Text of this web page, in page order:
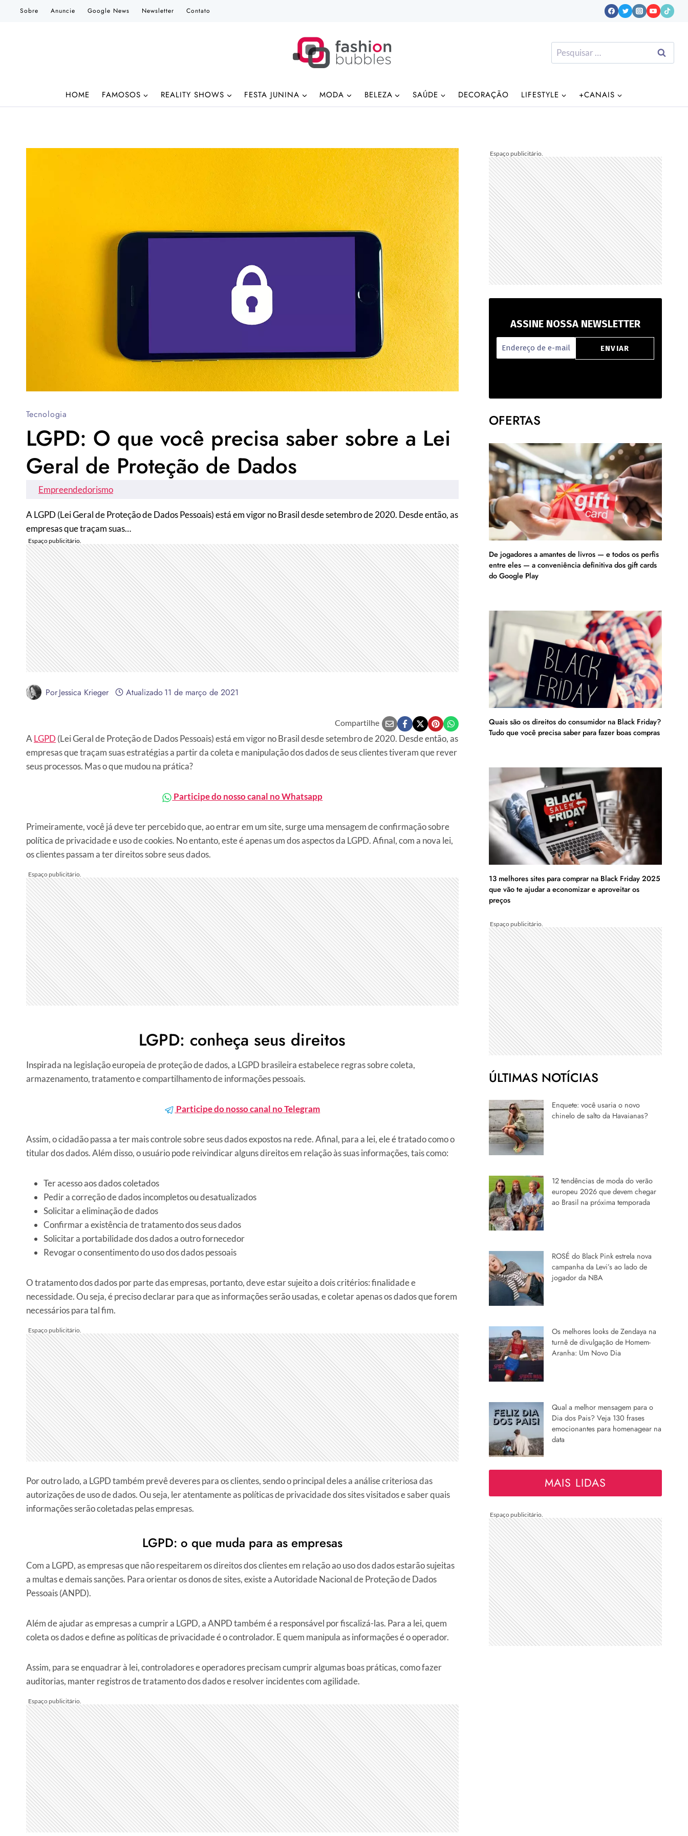
Sobre Anuncie Google News Newsletter Contato
Pesquisar
por:
HOME FAMOSOS REALITY SHOWS FESTA JUNINA MODA BELEZA SAÚDE DECORAÇÃO LIFESTYLE +CANAIS
Tecnologia
LGPD: O que você precisa saber sobre a Lei
Geral de Proteção de Dados
Empreendedorismo
A LGPD (Lei Geral de Proteção de Dados Pessoais) está em vigor no Brasil desde setembro de 2020. Desde então, as
empresas que traçam suas…
PorJessica Krieger Atualizado11 de março de 2021
Compartilhe
ALGPD (Lei Geral de Proteção de Dados Pessoais) está em vigor no Brasil desde setembro de 2020. Desde então, as
empresas que traçam suas estratégias a partir da coleta e manipulação dos dados de seus clientes tiveram que rever
seus processos. Mas o que mudou na prática?
Participe do nosso canal no Whatsapp
Primeiramente, você já deve ter percebido que, ao entrar em um site, surge uma mensagem de confirmação sobre
política de privacidade e uso de cookies. No entanto, este é apenas um dos aspectos da LGPD. Afinal, com a nova lei,
os clientes passam a ter direitos sobre seus dados.
LGPD: conheça seus direitos
Inspirada na legislação europeia de proteção de dados, a LGPD brasileira estabelece regras sobre coleta,
armazenamento, tratamento e compartilhamento de informações pessoais.
Participe do nosso canal no Telegram
Assim, o cidadão passa a ter mais controle sobre seus dados expostos na rede. Afinal, para a lei, ele é tratado como o
titular dos dados. Além disso, o usuário pode reivindicar alguns direitos em relação às suas informações, tais como:
Ter acesso aos dados coletados
Pedir a correção de dados incompletos ou desatualizados
Solicitar a eliminação de dados
Confirmar a existência de tratamento dos seus dados
Solicitar a portabilidade dos dados a outro fornecedor
Revogar o consentimento do uso dos dados pessoais
O tratamento dos dados por parte das empresas, portanto, deve estar sujeito a dois critérios: finalidade e
necessidade. Ou seja, é preciso declarar para que as informações serão usadas, e coletar apenas os dados que forem
necessários para tal fim.
Por outro lado, a LGPD também prevê deveres para os clientes, sendo o principal deles a análise criteriosa das
autorizações de uso de dados. Ou seja, ler atentamente as políticas de privacidade dos sites visitados e saber quais
informações serão coletadas pelas empresas.
LGPD: o que muda para as empresas
Com a LGPD, as empresas que não respeitarem os direitos dos clientes em relação ao uso dos dados estarão sujeitas
a multas e demais sanções. Para orientar os donos de sites, existe a Autoridade Nacional de Proteção de Dados
Pessoais (ANPD).
Além de ajudar as empresas a cumprir a LGPD, a ANPD também é a responsável por fiscalizá-las. Para a lei, quem
coleta os dados e define as políticas de privacidade é o controlador. E quem manipula as informações é o operador.
Assim, para se enquadrar à lei, controladores e operadores precisam cumprir algumas boas práticas, como fazer
auditorias, manter registros de tratamento dos dados e resolver incidentes com agilidade.
ASSINE NOSSA NEWSLETTER
OFERTAS
De jogadores a amantes de livros — e todos os perfis
entre eles — a conveniência definitiva dos gift cards
do Google Play
Quais são os direitos do consumidor na Black Friday?
Tudo que você precisa saber para fazer boas compras
13 melhores sites para comprar na Black Friday 2025
que vão te ajudar a economizar e aproveitar os
preços
ÚLTIMAS NOTÍCIAS
Enquete: você usaria o novo
chinelo de salto da Havaianas?
12 tendências de moda do verão
europeu 2026 que devem chegar
ao Brasil na próxima temporada
ROSÉ do Black Pink estrela nova
campanha da Levi’s ao lado de
jogador da NBA
Os melhores looks de Zendaya na
turnê de divulgação de Homem-
Aranha: Um Novo Dia
Qual a melhor mensagem para o
Dia dos Pais? Veja 130 frases
emocionantes para homenagear na
data
MAIS LIDAS